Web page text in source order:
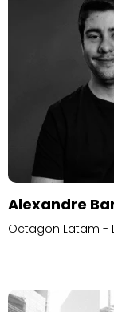
Alexandre
Octagon Latam -